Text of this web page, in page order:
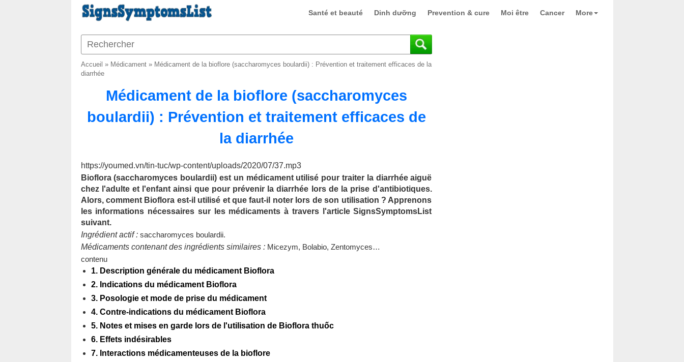
Santé et beauté Dinh dưỡng Prevention & cure Moi être Cancer More
Accueil » Médicament» Médicament de la bioflore (saccharomyces boulardii) : Prévention et traitement efficaces de la
diarrhée
Médicament de la bioflore (saccharomyces
boulardii) : Prévention et traitement efficaces de
la diarrhée
https://youmed.vn/tin-tuc/wp-content/uploads/2020/07/37.mp3
Bioflora (saccharomyces boulardii) est un médicament utilisé pour traiter la diarrhée aiguë
chez l'adulte et l'enfant ainsi que pour prévenir la diarrhée lors de la prise d'antibiotiques.
Alors, comment Bioflora est-il utilisé et que faut-il noter lors de son utilisation ? Apprenons
les informations nécessaires sur les médicaments à travers l'article SignsSymptomsList
suivant.
Ingrédient actif :saccharomyces boulardii.
Médicaments contenant des ingrédients similaires :Micezym, Bolabio, Zentomyces…
contenu
1. Description générale du médicament Bioflora
2. Indications du médicament Bioflora
3. Posologie et mode de prise du médicament
4. Contre-indications du médicament Bioflora
5. Notes et mises en garde lors de l'utilisation de Bioflora thuốc
6. Effets indésirables
7. Interactions médicamenteuses de la bioflore